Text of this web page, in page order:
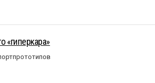
«гиперкара»